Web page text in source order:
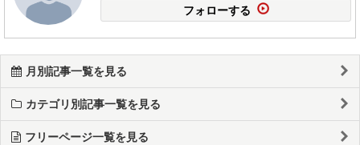
フォローする
月別記事一覧を見る
カテゴリ別記事一覧を見る
フリーページ一覧を見る